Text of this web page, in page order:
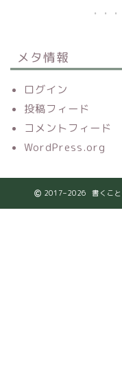
メタ情報
ログイン
投稿フィード
コメントフィード
WordPress.org
2017–2026 書くこと